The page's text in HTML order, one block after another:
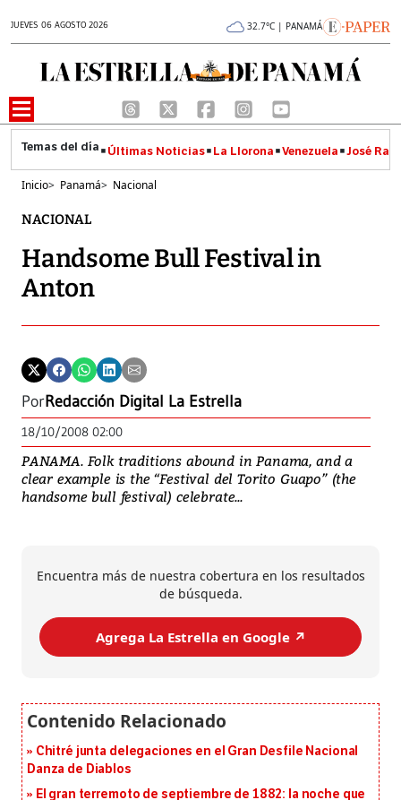
JUEVES 06 AGOSTO 2026 32.7°C | PANAMÁ
Últimas Noticias La Llorona Venezuela José
Inicio> Panamá> Nacional
NACIONAL
Handsome Bull Festival in
Anton
PorRedacción Digital La Estrella
18/10/2008 02:00
PANAMA. Folk traditions abound in Panama, and a
clear example is the “Festival del Torito Guapo” (the
handsome bull festival) celebrate...
Encuentra más de nuestra cobertura en los resultados
de búsqueda.
Agrega La Estrella en Google ↗️
Chitré junta delegaciones en el Gran Desfile Nacional
Danza de Diablos
El gran terremoto de septiembre de 1882: la noche que